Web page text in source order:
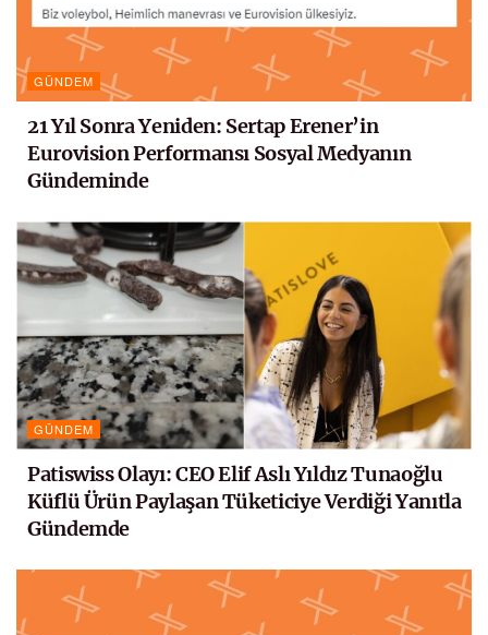
GÜNDEM
21 Yıl Sonra Yeniden: Sertap Erener’in
Eurovision Performansı Sosyal Medyanın
Gündeminde
GÜNDEM
Patiswiss Olayı: CEO Elif Aslı Yıldız Tunaoğlu
Küflü Ürün Paylaşan Tüketiciye Verdiği Yanıtla
Gündemde